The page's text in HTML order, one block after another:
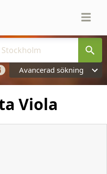
Avancerad sökning
Viola